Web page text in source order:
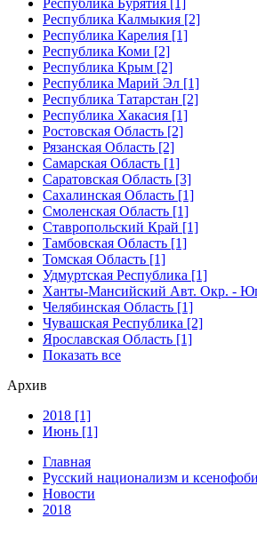
Республика Бурятия [1]
Республика Калмыкия [2]
Республика Карелия [1]
Республика Коми [2]
Республика Крым [2]
Республика Марий Эл [1]
Республика Татарстан [2]
Республика Хакасия [1]
Ростовская Область [2]
Рязанская Область [2]
Самарская Область [1]
Саратовская Область [3]
Сахалинская Область [1]
Смоленская Область [1]
Ставропольский Край [1]
Тамбовская Область [1]
Томская Область [1]
Удмуртская Республика [1]
Ханты-Мансийский Авт. Окр. -
Челябинская Область [1]
Чувашская Республика [2]
Ярославская Область [1]
Показать все
Архив
2018 [1]
Июнь [1]
Главная
Русский национализм и
Новости
2018